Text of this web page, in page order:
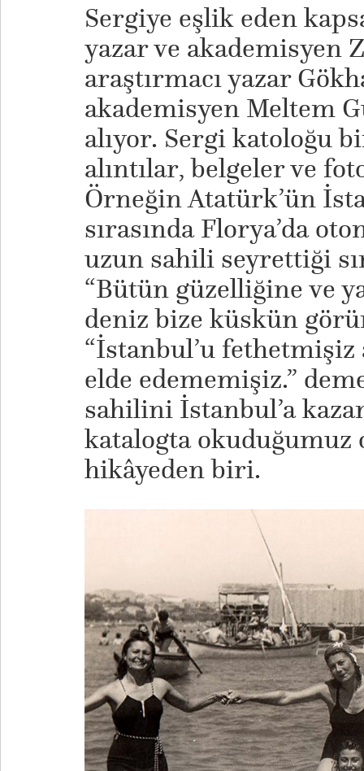
​Sergiye eşlik eden
yazar ve akademisyen
araştırmacı yazar
akademisyen Meltem
alıyor. Sergi katoloğu
alıntılar, belgeler ve
Örneğin Atatürk’ün
sırasında Florya’da
uzun sahili seyrettiği
“Bütün güzelliğine ve
deniz bize küskün
“İstanbul’u fethetmişiz
elde edememişiz.”
sahilini İstanbul’a
katalogta okuduğumuz
hikâyeden biri.